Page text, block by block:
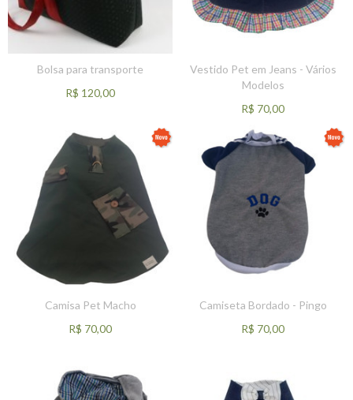
Bolsa para transporte
R$ 120,00
Vestido Pet em Jeans - Vários
Modelos
R$ 70,00
Camisa Pet Macho
R$ 70,00
Camiseta Bordado - Pingo
R$ 70,00